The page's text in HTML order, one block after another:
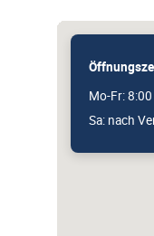
Mo-Fr:
Sa: nach